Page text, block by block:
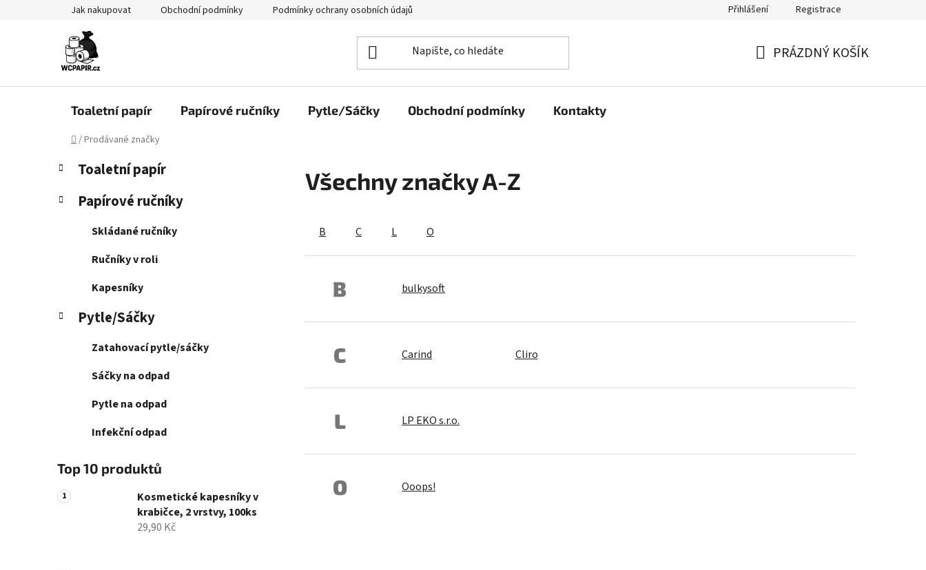
Jak nakupovat Obchodní podmínky Podmínky ochrany osobních údajů Přihlášení Registrace
PRÁZDNÝ KOŠÍK
Toaletní papír Papírové ručníky Pytle/Sáčky Obchodní podmínky Kontakty
Domů
/Prodávané značky
P
s
p
Přeskočit
kategorie
K
a
e
Toaletní papír
Papírové ručníky
Skládané ručníky
Ručníky v roli
Kapesníky
Pytle/Sáčky
Zatahovací pytle/sáčky
Sáčky na odpad
Pytle na odpad
Infekční odpad
Top 10 produktů
Kosmetické kapesníky v
krabičce, 2 vrstvy, 100ks
29,90 Kč
Všechny značky A-Z
B C L O
B bulkysoft
C Carind Cliro
L LP EKO s.r.o.
O Ooops!